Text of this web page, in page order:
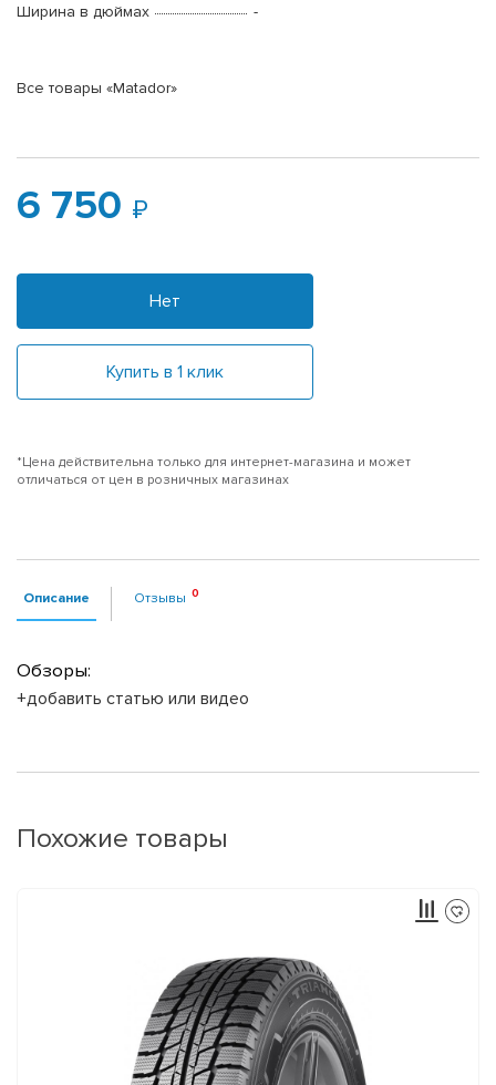
Ширина в дюймах
-
Все товары «Matador»
6 750
Нет
Купить в 1 клик
*Цена действительна только для интернет-магазина и может
отличаться от цен в розничных магазинах
Описание Отзывы
Обзоры:
+добавить статью или видео
Похожие товары